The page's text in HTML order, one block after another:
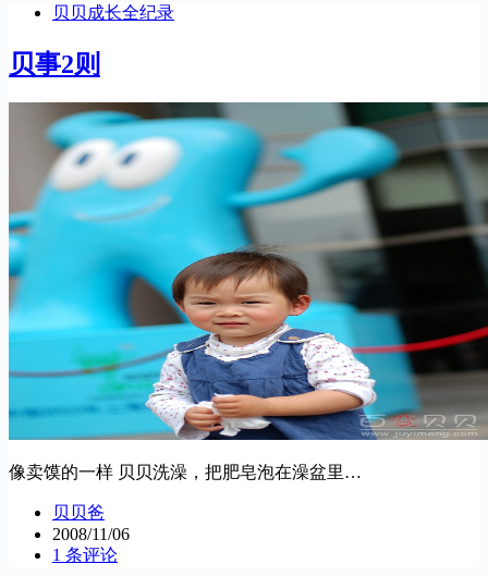
贝贝成长全纪录
贝事2则
像卖馍的一样 贝贝洗澡，把肥皂泡在澡盆里…
贝贝爸
2008/11/06
1 条评论